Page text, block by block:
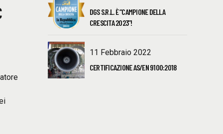
DGS S.R.L. È “CAMPIONE DELLA
CRESCITA 2023”!
11 Febbraio 2022
CERTIFICAZIONE AS/EN 9100:2018